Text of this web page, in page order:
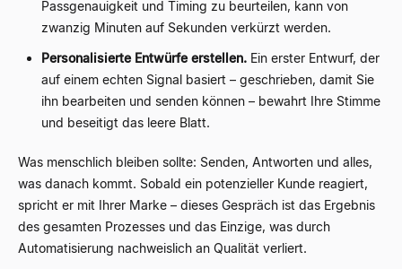
Passgenauigkeit und Timing zu beurteilen, kann von
zwanzig Minuten auf Sekunden verkürzt werden.
Personalisierte Entwürfe erstellen. Ein erster Entwurf, der
auf einem echten Signal basiert – geschrieben, damit Sie
ihn bearbeiten und senden können – bewahrt Ihre Stimme
und beseitigt das leere Blatt.
Was menschlich bleiben sollte: Senden, Antworten und alles,
was danach kommt. Sobald ein potenzieller Kunde reagiert,
spricht er mit Ihrer Marke – dieses Gespräch ist das Ergebnis
des gesamten Prozesses und das Einzige, was durch
Automatisierung nachweislich an Qualität verliert.